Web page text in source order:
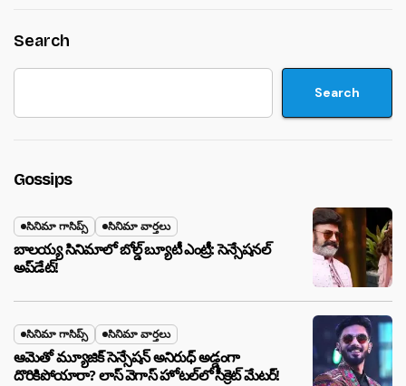
Search
Search
Gossips
సినిమా గాసిప్స్ సినిమా వార్తలు
బాలయ్య సినిమాలో బోల్డ్ బ్యూటీ ఎంట్రీ: సెన్సేషనల్
అప్‌డేట్!
సినిమా గాసిప్స్ సినిమా వార్తలు
ఆమెతో మ్యూజిక్ సెన్సేషన్ అనిరుధ్ అడ్డంగా
దొరికిపోయారా? లాస్ వెగాస్ హోటల్‌లో సీక్రెట్ మేటర్!